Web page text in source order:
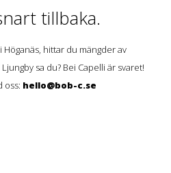
tillbaka.
hittar du mängder av
sa du? Bei Capelli är svaret!
oss: hello@bob-c.se